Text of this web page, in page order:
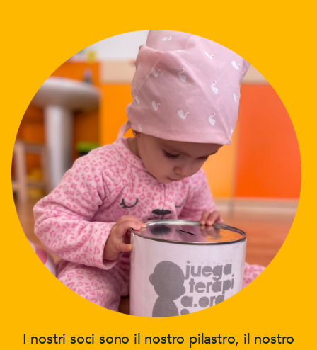
I nostri soci sono il nostro pilastro, il nostro